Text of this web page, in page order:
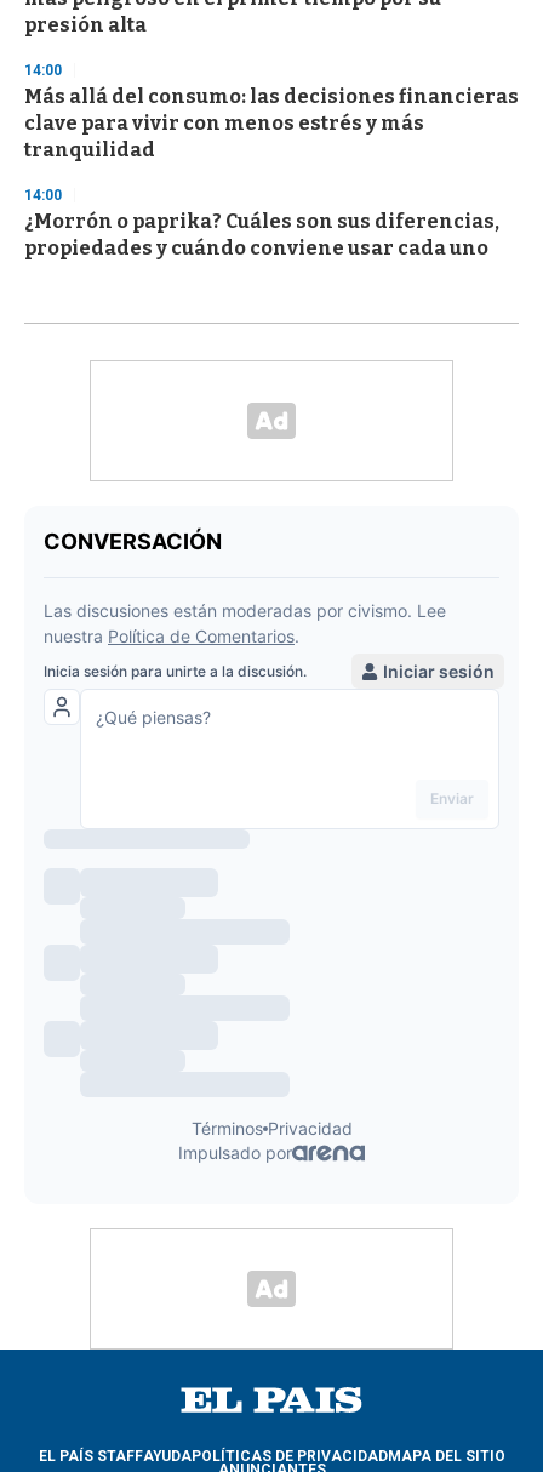
presión alta
14:00
Más allá del consumo: las decisiones financieras
clave para vivir con menos estrés y más
tranquilidad
14:00
¿Morrón o paprika? Cuáles son sus diferencias,
propiedades y cuándo conviene usar cada uno
EL PAÍS STAFFAYUDAPOLÍTICAS DE PRIVACIDADMAPA DEL SITIO